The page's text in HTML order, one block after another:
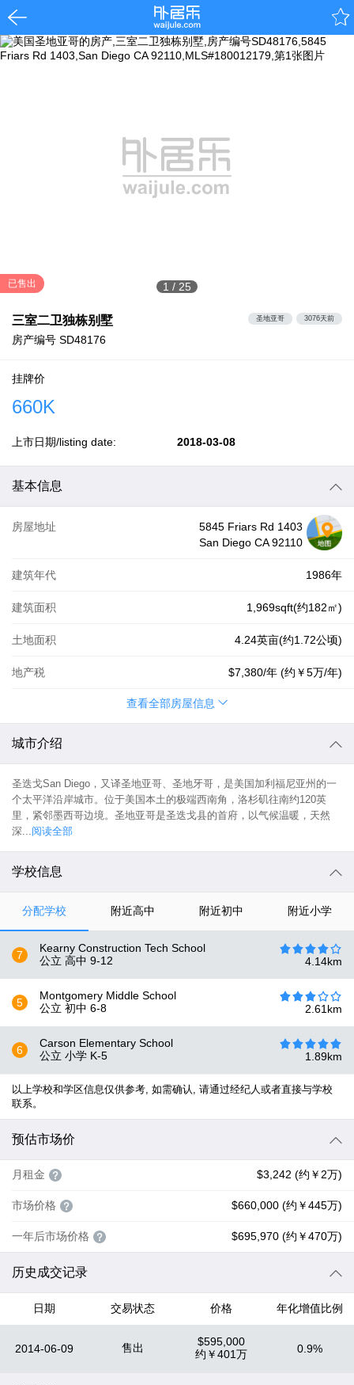
1 / 25
已售出
三室二卫独栋别墅
房产编号 SD48176
圣地亚哥 3076天前
挂牌价
660K
上市日期/listing date: 2018-03-08
基本信息
房屋地址
5845 Friars Rd 1403
San Diego CA 92110
建筑年代 1986年
建筑面积 1,969sqft(约182㎡)
土地面积 4.24英亩(约1.72公顷)
地产税 $7,380/年 (约 ￥5万/年)
查看全部房屋信息
城市介绍
圣迭戈San Diego，又译圣地亚哥、圣地牙哥，是美国加利福尼亚州的一
个太平洋沿岸城市。位于美国本土的极端西南角，洛杉矶往南约120英
里，紧邻墨西哥边境。圣地亚哥是圣迭戈县的首府，以气候温暖，天然
深...阅读全部
学校信息
分配学校 附近高中 附近初中 附近小学
7
Kearny Construction Tech School
公立 高中 9-12 4.14km
5
Montgomery Middle School
公立 初中 6-8 2.61 km
6
Carson Elementary School
公立 小学 K-5 1.89km
以上学校和学区信息仅供参考, 如需确认, 请通过经纪人或者直接与学校
联系。
预估市场价
月租金 $3,242 (约￥2万)
市场价格 $660,000 (约￥445万)
一年后市场价格 $695,970 (约￥470万)
历史成交记录
日期 交易状态 价格 年化增值比例
2014-06-09 售出
$595,000
约 ￥401万 0.9%